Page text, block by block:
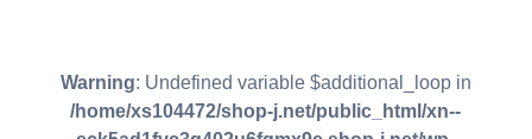
Warning: Undefined variable $additional_loop in
/home/xs104472/shop-j.net/public_html/xn--